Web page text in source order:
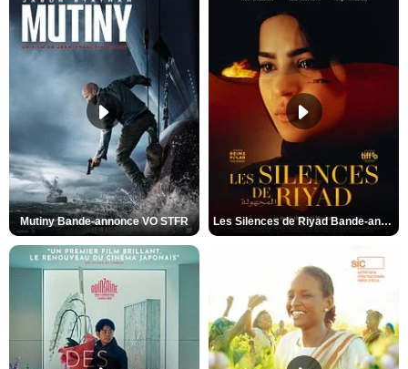
Mutiny Bande-annonce VO STFR Les Silences de Riyad Bande-annonce VO STFR